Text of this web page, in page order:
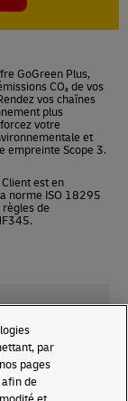
GoGreen Plus,
CO₂ de vos
vos chaînes
plus
votre
et
empreinte Scope 3.
est en
norme ISO 18295
de
NOUS SUR
SOCIAUX
par
pages
afin de